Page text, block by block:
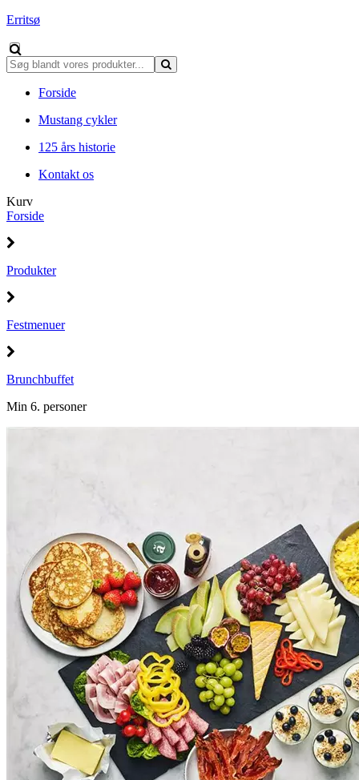
Erritsø
Forside
Mustang cykler
125 års historie
Kontakt os
Kurv
Forside
Produkter
Festmenuer
Brunchbuffet
Min 6. personer